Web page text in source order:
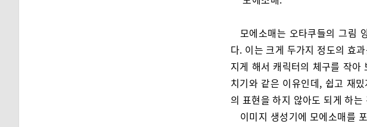
모에소매는 오타쿠들의 그림
다. 이는 크게 두가지 정도의 효
지게 해서 캐릭터의 체구를 작
치기와 같은 이유인데, 쉽고 재
의 표현을 하지 않아도 되게 하는
이미지 생성기에 모에소매를